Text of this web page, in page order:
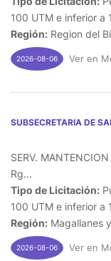
100 UTM e inferior a
Región: Region del
2026-08-06 Ver en
SUBSECRETARIA DE
SERV.
Rg...
Tipo de Licitación:
100 UTM e inferior a
Región: Magallanes
2026-08-06 Ver en